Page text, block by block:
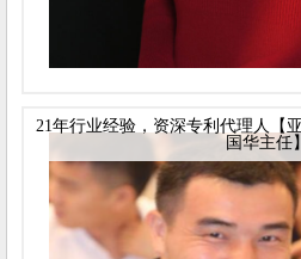
21年行业经验，资深专利代理人【
国华主任】